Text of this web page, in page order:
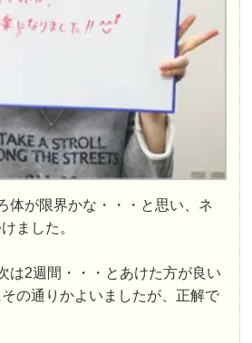
体が限界かな・・・と思い、ネ
ました。
は2週間・・・とあけた方が良い
の通りかよいましたが、正解で